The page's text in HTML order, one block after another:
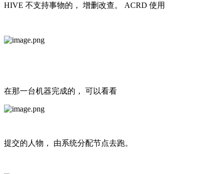
HIVE 不支持事物的， 增删改查。 ACRD 使用
在那一台机器完成的， 可以看看
提交的人物， 由系统分配节点去跑。